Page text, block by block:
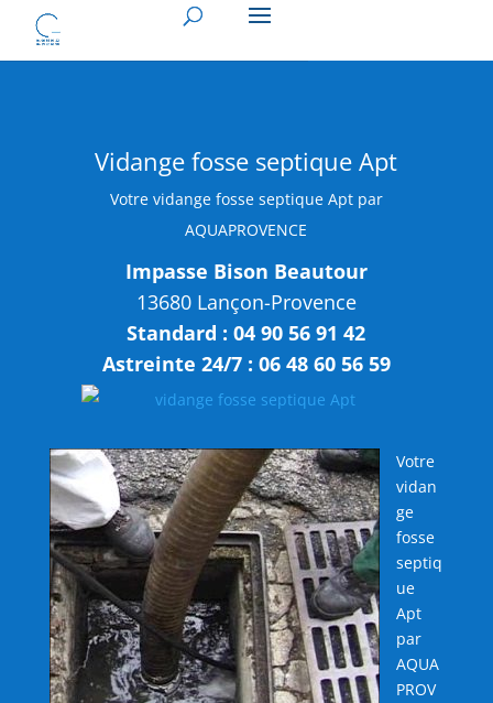
Vidange fosse septique Apt
Votre vidange fosse septique Apt par
AQUAPROVENCE
Impasse Bison Beautour
13680 Lançon-Provence
Standard : 04 90 56 91 42
Astreinte 24/7 : 06 48 60 56 59
Votre
vidan
ge
fosse
septiq
ue
Apt
par
AQUA
PROV